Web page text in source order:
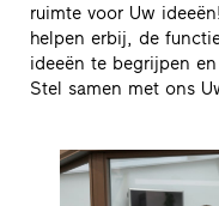
ruimte voor Uw
helpen erbij, de
ideeën te begrijpen
Stel samen met ons